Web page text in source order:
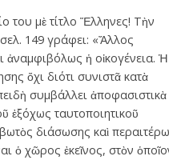
του μὲ τίτλο Ἕλληνες! Τὴν
149 γράφει: «Ἄλλος
ἀναμφιβόλως ἡ οἰκογένεια. Ἡ
ὄχι διότι συνιστᾶ κατὰ
συμβάλλει ἀποφασιστικὰ
ἐξόχως ταυτοποιητικοῦ
διάσωσης καὶ περαιτέρω
ὁ χῶρος ἐκεῖνος, στὸν